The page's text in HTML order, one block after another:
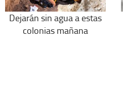
Dejarán sin agua a estas
colonias mañana